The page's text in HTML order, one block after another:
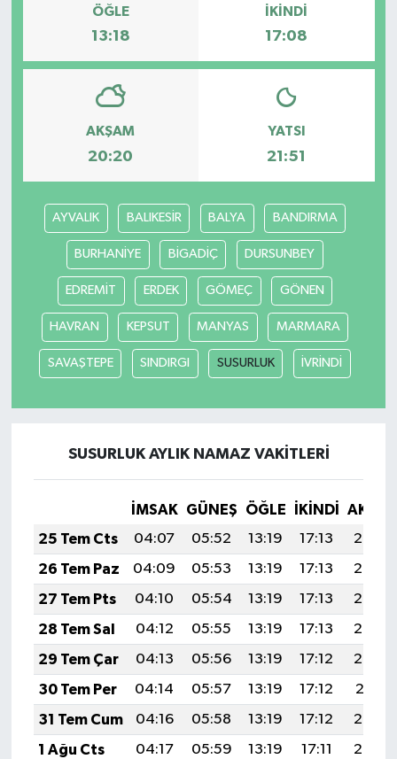
ÖĞLE
13:18
İKINDI
17:08
AKŞAM
20:20
YATSI
21:51
AYVALIK BALIKESİR BALYA BANDIRMA
BURHANİYE BİGADİÇ DURSUNBEY
EDREMİT ERDEK GÖMEÇ GÖNEN
HAVRAN KEPSUT MANYAS MARMARA
SAVAŞTEPE SINDIRGI SUSURLUK İVRİNDİ
SUSURLUK AYLIK NAMAZ VAKITLERI
İMSAK GÜNEŞ ÖĞLE İKINDI
25 Tem Cts
04:07 05:52 13:19 17:13
20:36
26 Tem Paz
04:09 05:53 13:19 17:13
20:35
27 Tem Pts
04:10 05:54 13:19 17:13
20:34
28 Tem Sal
04:12 05:55 13:19 17:13
20:33
29 Tem Çar
04:13 05:56 13:19 17:12
20:32
30 Tem Per
04:14 05:57 13:19 17:12
20:31
31 Tem Cum
04:16 05:58 13:19 17:12
20:30
1 Ağu Cts
04:17 05:59 13:19 17:11
20:29
TİCARET
YAŞAM